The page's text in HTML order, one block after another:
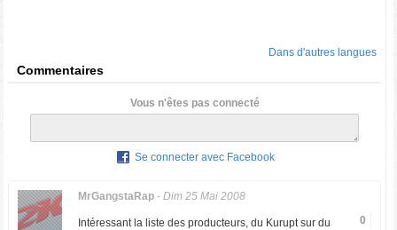
Dans d'autres langues
Commentaires
Vous n'êtes pas connecté
Se connecter avec Facebook
MrGangstaRap- Dim 25 Mai 2008
0
Intéressant la liste des producteurs, du Kurupt sur du